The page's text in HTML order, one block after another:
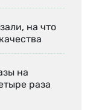
на что
на
раза